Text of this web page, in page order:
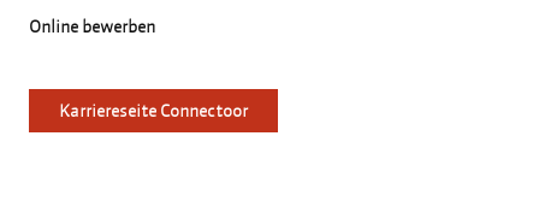
Online bewerben
Karriereseite Connectoor